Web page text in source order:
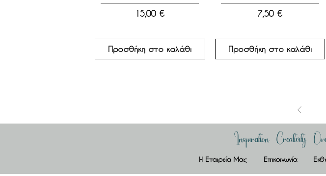
Τιμή
15,00 €
Προσθήκη στο καλάθι
Τιμή
7,50 €
Προσθήκη στο καλάθι
Inspiration - Creativity -
Η Εταιρεία Μας Επικοινωνία